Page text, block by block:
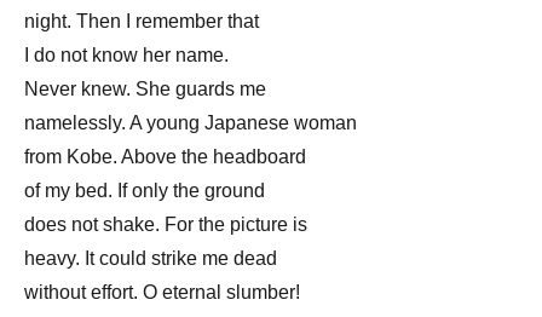
night. Then I remember that
I do not know her name.
Never knew. She guards me
namelessly. A young Japanese woman
from Kobe. Above the headboard
of my bed. If only the ground
does not shake. For the picture is
heavy. It could strike me dead
without effort. O eternal slumber!